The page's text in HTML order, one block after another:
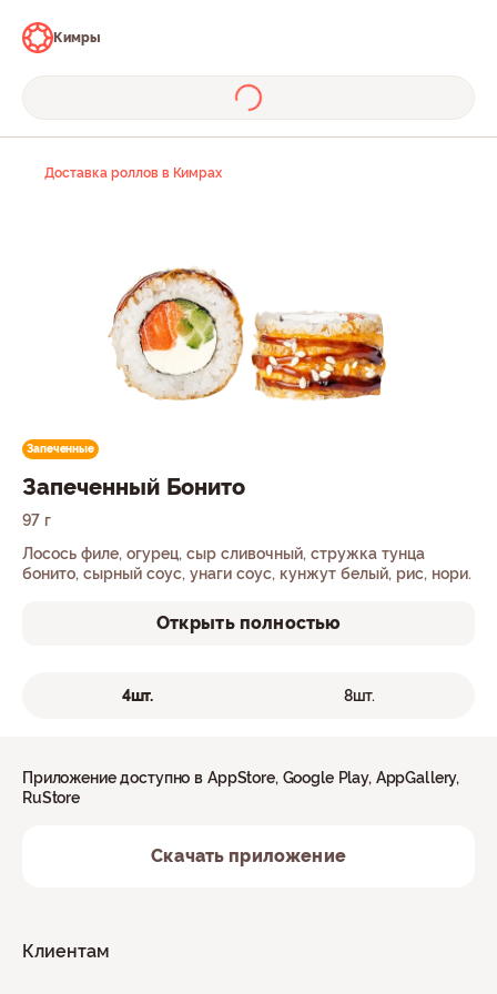
Кимры
Доставка роллов в Кимрах
Запеченные
Запеченный Бонито
97 г
Лосось филе, огурец, сыр сливочный, стружка тунца
бонито, сырный соус, унаги соус, кунжут белый, рис, нори.
Открыть полностью
4шт. 8шт.
Клиентам
Приложение доступно в AppStore, Google Play, AppGallery,
RuStore
Скачать приложение